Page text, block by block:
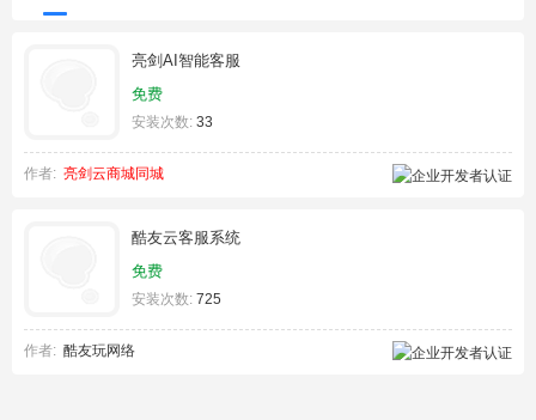
亮剑AI智能客服
免费
安装次数: 33
作者: 亮剑云商城同城
酷友云客服系统
免费
安装次数: 725
作者: 酷友玩网络